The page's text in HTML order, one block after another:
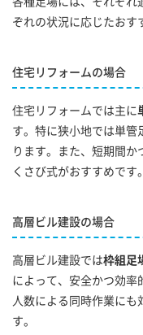
ぞれの状況に応じたおす
住宅リフォームの場合
住宅リフォームでは主に
す。特に狭小地では単管
ります。また、短期間
くさび式がおすすめです。
高層ビル建設の場合
高層ビル建設では枠組足
によって、安全かつ効率
人数による同時作業にも
す。